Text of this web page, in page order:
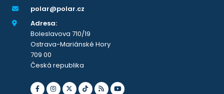
polar@polar.cz
Adresa:
Boleslavova 710/19
Ostrava-Mariánské Hory
709 00
Česká republika